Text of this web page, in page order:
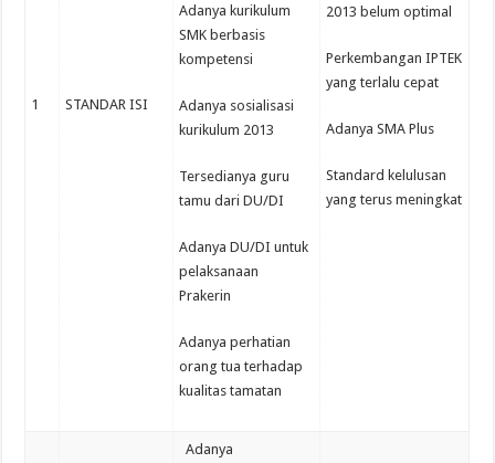
1 STANDAR ISI
Adanya kurikulum
SMK berbasis
kompetensi
Adanya sosialisasi
kurikulum 2013
Tersedianya guru
tamu dari DU/DI
Adanya DU/DI untuk
pelaksanaan
Prakerin
Adanya perhatian
orang tua terhadap
kualitas tamatan
2013 belum optimal
Perkembangan IPTEK
yang terlalu cepat
Adanya SMA Plus
Standard kelulusan
yang terus meningkat
Adanya